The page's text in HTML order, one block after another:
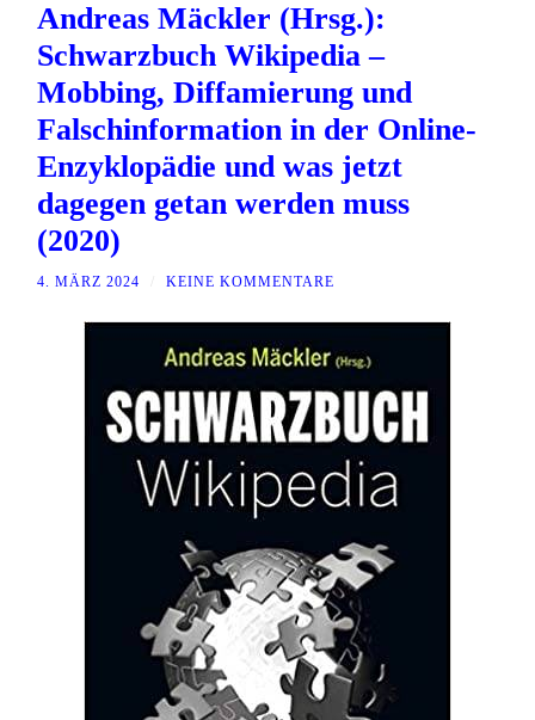
Andreas Mäckler (Hrsg.):
Schwarzbuch Wikipedia –
Mobbing, Diffamierung und
Falschinformation in der Online-
Enzyklopädie und was jetzt
dagegen getan werden muss
(2020)
4. MÄRZ 2024 KEINE KOMMENTARE